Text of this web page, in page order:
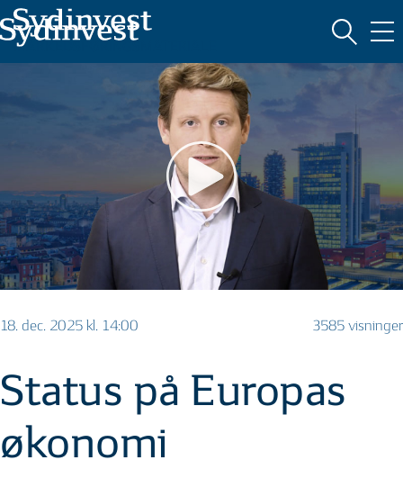
MARKEDSFØRINGSMATERIALE
18. dec. 2025 kl. 14:00 3585 visninger
Status på Europas
økonomi